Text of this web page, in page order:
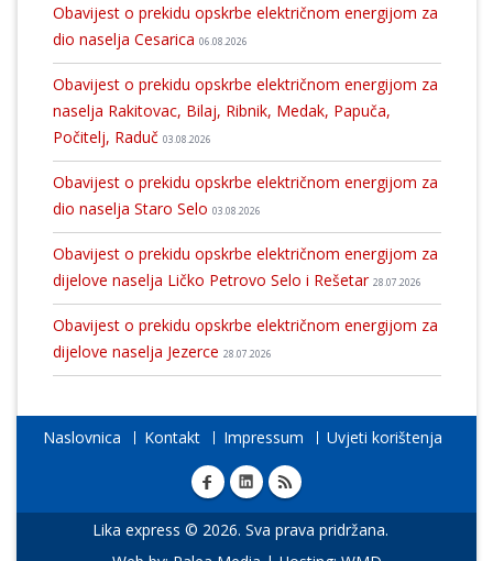
Obavijest o prekidu opskrbe električnom energijom za
dio naselja Cesarica 06.08.2026
Obavijest o prekidu opskrbe električnom energijom za
naselja Rakitovac, Bilaj, Ribnik, Medak, Papuča,
Počitelj, Raduč 03.08.2026
Obavijest o prekidu opskrbe električnom energijom za
dio naselja Staro Selo 03.08.2026
Obavijest o prekidu opskrbe električnom energijom za
dijelove naselja Ličko Petrovo Selo i Rešetar 28.07.2026
Obavijest o prekidu opskrbe električnom energijom za
dijelove naselja Jezerce 28.07.2026
Naslovnica Kontakt Impressum Uvjeti korištenja
Lika express © 2026. Sva prava pridržana.